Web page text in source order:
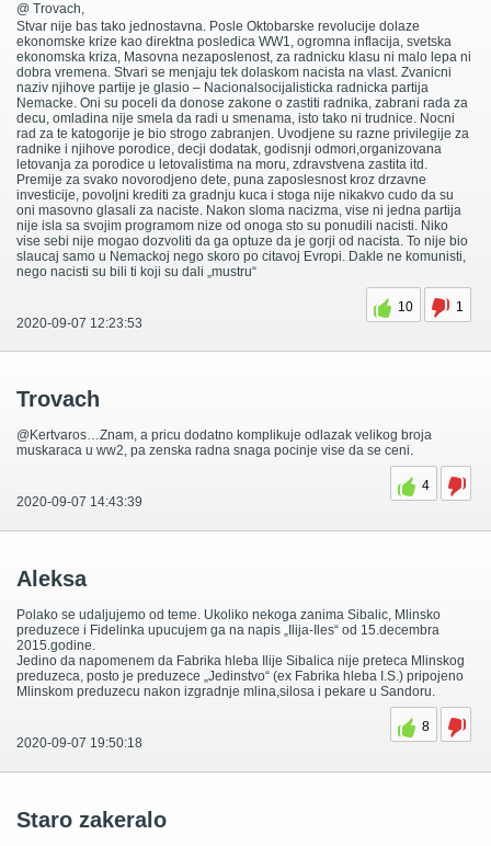
@ Trovach,
Stvar nije bas tako jednostavna. Posle Oktobarske revolucije dolaze
ekonomske krize kao direktna posledica WW1, ogromna inflacija, svetska
ekonomska kriza, Masovna nezaposlenost, za radnicku klasu ni malo lepa ni
dobra vremena. Stvari se menjaju tek dolaskom nacista na vlast. Zvanicni
naziv njihove partije je glasio – Nacionalsocijalisticka radnicka partija
Nemacke. Oni su poceli da donose zakone o zastiti radnika, zabrani rada za
decu, omladina nije smela da radi u smenama, isto tako ni trudnice. Nocni
rad za te katogorije je bio strogo zabranjen. Uvodjene su razne privilegije za
radnike i njihove porodice, decji dodatak, godisnji odmori,organizovana
letovanja za porodice u letovalistima na moru, zdravstvena zastita itd.
Premije za svako novorodjeno dete, puna zaposlesnost kroz drzavne
investicije, povoljni krediti za gradnju kuca i stoga nije nikakvo cudo da su
oni masovno glasali za naciste. Nakon sloma nacizma, vise ni jedna partija
nije isla sa svojim programom nize od onoga sto su ponudili nacisti. Niko
vise sebi nije mogao dozvoliti da ga optuze da je gorji od nacista. To nije bio
slaucaj samo u Nemackoj nego skoro po citavoj Evropi. Dakle ne komunisti,
nego nacisti su bili ti koji su dali „mustru“
10
1
2020-09-07 12:23:53
Trovach
@Kertvaros…Znam, a pricu dodatno komplikuje odlazak velikog broja
muskaraca u ww2, pa zenska radna snaga pocinje vise da se ceni.
4
2020-09-07 14:43:39
Aleksa
Polako se udaljujemo od teme. Ukoliko nekoga zanima Sibalic, Mlinsko
preduzece i Fidelinka upucujem ga na napis „Ilija-Iles“ od 15.decembra
2015.godine.
Jedino da napomenem da Fabrika hleba Ilije Sibalica nije preteca Mlinskog
preduzeca, posto je preduzece „Jedinstvo“ (ex Fabrika hleba I.S.) pripojeno
Mlinskom preduzecu nakon izgradnje mlina,silosa i pekare u Sandoru.
8
2020-09-07 19:50:18
Staro zakeralo